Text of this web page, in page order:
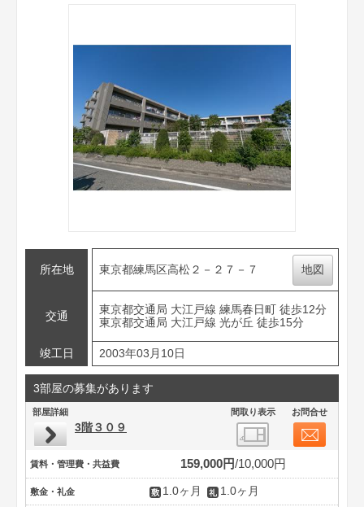
所在地 東京都練馬区高松２－２７－７ 地図
交通
東京都交通局 大江戸線 練馬春日町 徒歩12分
東京都交通局 大江戸線 光が丘 徒歩15分
竣工日 2003年03月10日
3部屋の募集があります
部屋詳細 間取り表示 お問合せ
3階３０９
賃料・管理費・共益費 159,000円 10,000円
敷金・礼金 1.0ヶ月 1.0ヶ月